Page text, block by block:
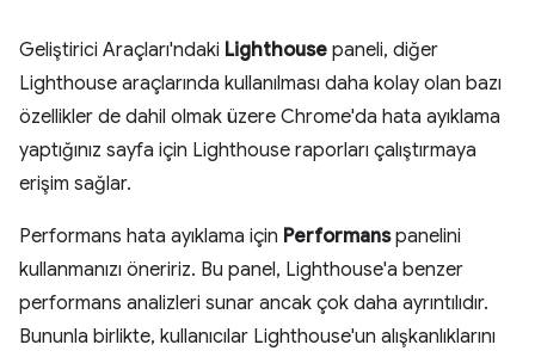
Geliştirici Araçları'ndaki Lighthouse paneli, diğer
Lighthouse araçlarında kullanılması daha kolay olan bazı
özellikler de dahil olmak üzere Chrome'da hata ayıklama
yaptığınız sayfa için Lighthouse raporları çalıştırmaya
erişim sağlar.
Performans hata ayıklama için Performanspanelini
kullanmanızı öneririz. Bu panel, Lighthouse'a benzer
performans analizleri sunar ancak çok daha ayrıntılıdır.
Bununla birlikte, kullanıcılar Lighthouse'un alışkanlıklarını